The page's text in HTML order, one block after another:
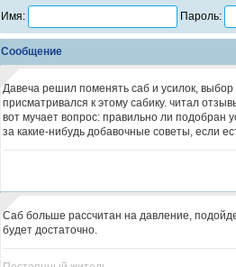
Имя: Пароль:
Сообщение
Давеча решил поменять саб и усилок, выбор
присматривался к этому сабику. читал
вот мучает вопрос: правильно ли подобран
за какие-нибудь добавочные советы, если
Саб больше рассчитан на давление,
будет достаточно.